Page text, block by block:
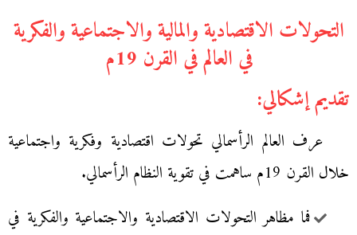
التحولات الاقتصادية والمالية والاجتماعية والفكرية
في العالم في القرن 19م
تقديم إشكالي:
عرف العالم الرأسمالي تحولات اقتصادية وفكرية واجتماعية
خلال القرن 19م ساهمت في تقوية النظام الرأسمالي.
فما مظاهر التحولات الاقتصادية والاجتماعية والفكرية في